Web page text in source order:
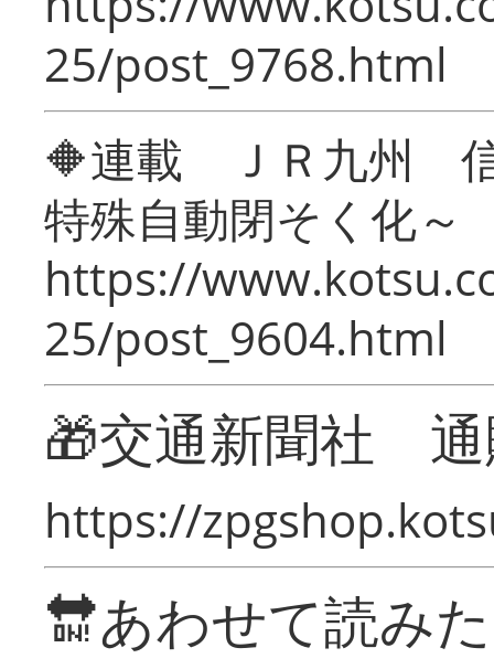
25/post_9768.html
🔶連載 ＪＲ九州 信
特殊自動閉そく化～
https://
25/post_9604.html
🎁交通新聞社
https://
🔛あわせて読み